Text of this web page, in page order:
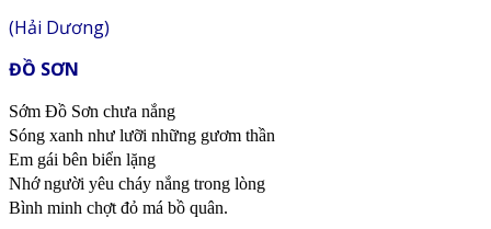
(Hải Dương)
ĐỒ SƠN
Sớm Đồ Sơn chưa nắng
Sóng xanh như lưỡi những gươm thần
Em gái bên biển lặng
Nhớ người yêu cháy nắng trong lòng
Bình minh chợt đỏ má bồ quân.